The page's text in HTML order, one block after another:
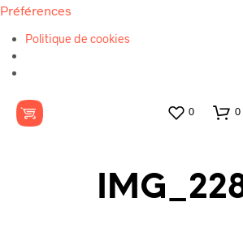
Préférences
Politique de cookies
0 0